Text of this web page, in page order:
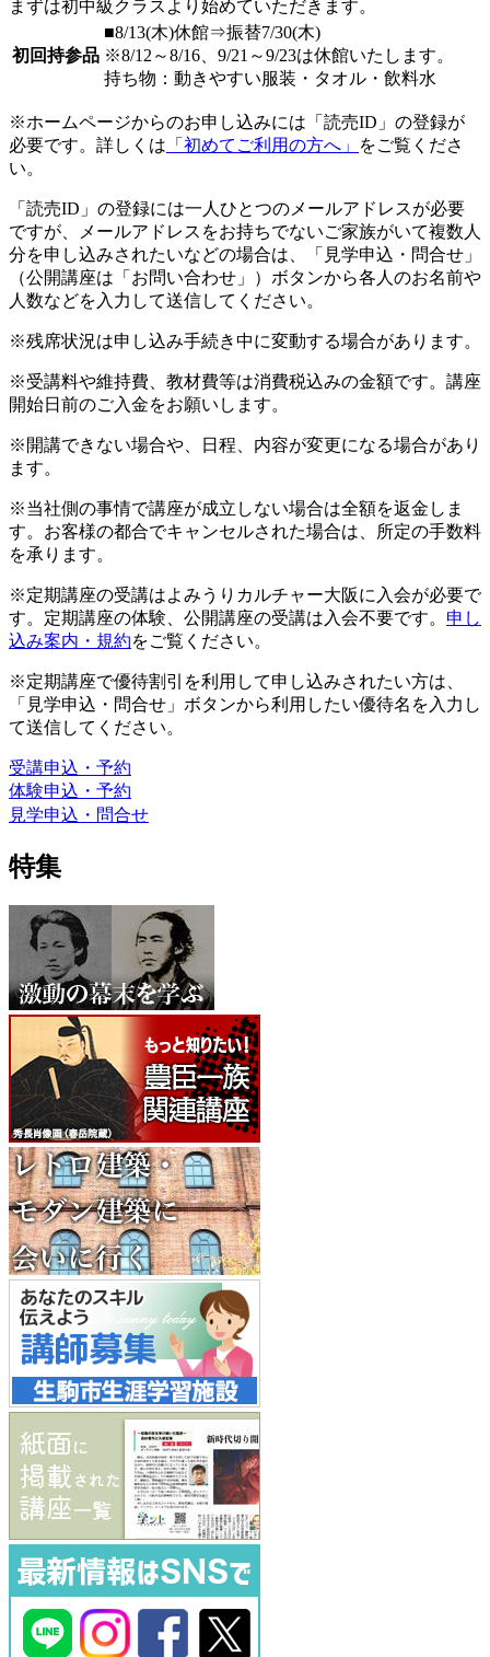
まずは初中級クラスより始めていただきます。
初回持参品
■8/13(木)休館⇒振替7/30(木)
※8/12～8/16、9/21～9/23は休館いたします。
持ち物：動きやすい服装・タオル・飲料水
※ホームページからのお申し込みには「読売ID」の登録が
必要です。詳しくは 「初めてご利用の方へ」
をご覧くださ
い。
「読売ID」の登録には一人ひとつのメールアドレスが必要
ですが、メールアドレスをお持ちでないご家族がいて複数人
分を申し込みされたいなどの場合は、「見学申込・問合せ」
（公開講座は「お問い合わせ」）ボタンから各人のお名前や
人数などを入力して送信してください。
※残席状況は申し込み手続き中に変動する場合があります。
※受講料や維持費、教材費等は消費税込みの金額です。講座
開始日前のご入金をお願いします。
※開講できない場合や、日程、内容が変更になる場合があり
ます。
※当社側の事情で講座が成立しない場合は全額を返金しま
す。お客様の都合でキャンセルされた場合は、所定の手数料
を承ります。
※定期講座の受講はよみうりカルチャー大阪に入会が必要で
す。定期講座の体験、公開講座の受講は入会不要です。 申し
込み案内・規約をご覧ください。
※定期講座で優待割引を利用して申し込みされたい方は、
「見学申込・問合せ」ボタンから利用したい優待名を入力し
て送信してください。
受講申込・予約
体験申込・予約
見学申込・問合せ
特集